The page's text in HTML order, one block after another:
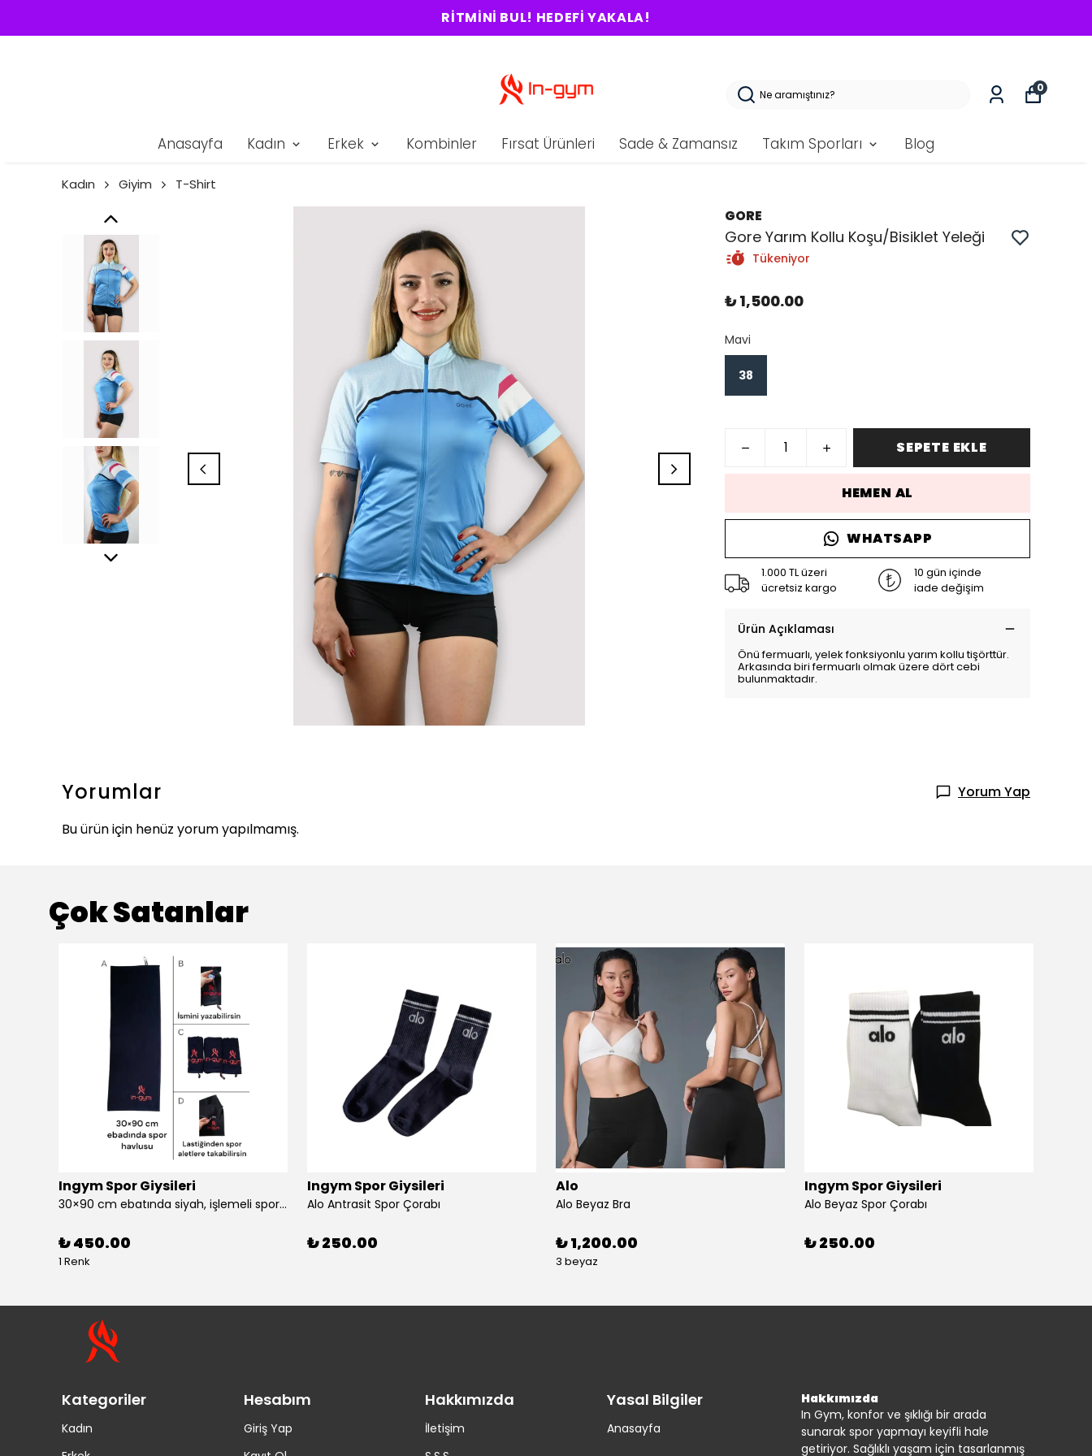
RITMINI BUL! HEDEFI YAKALA!
Anasayfa Kadın Erkek Kombinler Fırsat Ürünleri Sade & Zamansız Takım Sporları Blog
0
Kadın Giyim T-Shirt
GORE
Gore Yarım Kollu Koşu/Bisiklet Yeleği
Tükeniyor
₺ 1,500.00
Mavi
38
SEPETE EKLE
HEMEN AL
WHATSAPP
1.000 TL üzeri
ücretsiz kargo
10 gün içinde
iade değişim
Ürün Açıklaması
Önü fermuarlı, yelek fonksiyonlu yarım kollu tişörttür.
Arkasında biri fermuarlı olmak üzere dört cebi
bulunmaktadır.
Yorumlar
Yorum Yap
Bu ürün için henüz yorum yapılmamış.
Çok Satanlar
Ingym Spor Giysileri
30×90 cm ebatında siyah, işlemeli spor havlusu
₺ 450.00
1 Renk
Ingym Spor Giysileri
Alo Antrasit Spor Çorabı
₺ 250.00
Alo
Alo Beyaz Bra
₺ 1,200.00
3 beyaz
Ingym Spor Giysileri
Alo Beyaz Spor Çorabı
₺ 250.00
Kategoriler
Kadın
Hesabım
Giriş Yap
Hakkımızda
İletişim
Yasal Bilgiler
Anasayfa
Hakkımızda
In Gym, konfor ve şıklığı bir arada
sunarak spor yapmayı keyifli hale
getiriyor. Sağlıklı yaşam için tasarlanmış